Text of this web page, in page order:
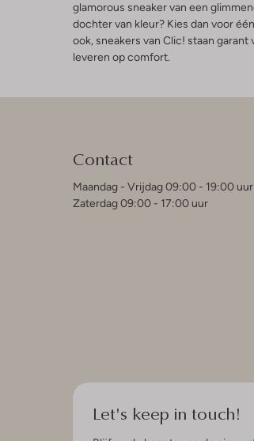
glamorous sneaker van een
dochter van kleur? Kies dan voor
ook, sneakers van Clic! staan
leveren op comfort.
Contact
Maandag - Vrijdag 09:00 - 19:00 uur
Zaterdag 09:00 - 17:00 uur
Let's keep in touch!